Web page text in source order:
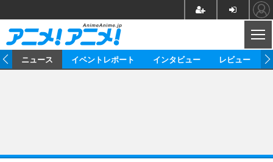
ニュース イベントレポート インタビュー レビュー